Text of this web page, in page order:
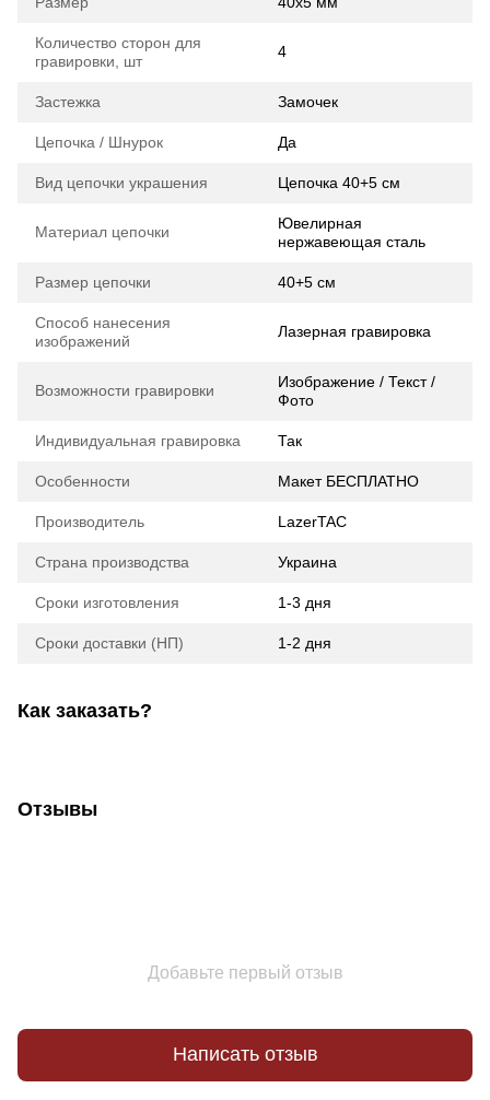
Количество сторон для
гравировки, шт
4
Застежка Замочек
Цепочка / Шнурок Да
Вид цепочки украшения Цепочка 40+5 см
Материал цепочки
Ювелирная
нержавеющая сталь
Размер цепочки 40+5 см
Способ нанесения
изображений
Лазерная гравировка
Возможности гравировки
Изображение / Текст /
Фото
Индивидуальная гравировка Так
Особенности Макет БЕСПЛАТНО
Производитель LazerTAC
Страна производства Украина
Сроки изготовления 1-3 дня
Сроки доставки (НП) 1-2 дня
Как заказать?
Отзывы
Добавьте первый отзыв
Написать отзыв